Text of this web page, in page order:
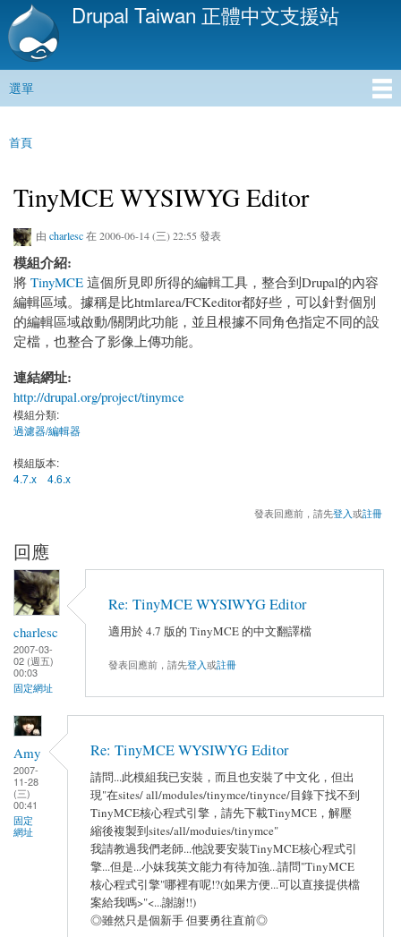
移
內
Drupal Taiwan 正體中文支援站
主選單
選單
您在這裡
首頁
TinyMCE WYSIWYG Editor
由 charlesc在 2006-06-14 (三) 22:55 發表
模組介紹:
將 TinyMCE 這個所見即所得的編輯工具，整合到Drupal的內容
編輯區域。據稱是比htmlarea/FCKeditor都好些，可以針對個別
的編輯區域啟動/關閉此功能，並且根據不同角色指定不同的設
定檔，也整合了影像上傳功能。
連結網址:
http://drupal.org/project/tinymce
模組分類:
過濾器/編輯器
模組版本:
4.7.x
4.6.x
發表回應前，請先登入或註冊
回應
charlesc
2007-03-
02 (週五)
00:03
固定網址
Re: TinyMCE WYSIWYG Editor
適用於 4.7 版的 TinyMCE 的中文翻譯檔
發表回應前，請先登入或註冊
Amy
2007-
11-28
(三)
00:41
固定
網址
Re: TinyMCE WYSIWYG Editor
請問...此模組我已安裝，而且也安裝了中文化，但出
現"在sites/ all/modules/tinymce/tinynce/目錄下找不到
TinyMCE核心程式引擎，請先下載TinyMCE，解壓
縮後複製到sites/all/moduies/tinymce"
我請教過我們老師...他說要安裝TinyMCE核心程式引
擎...但是...小妹我英文能力有待加強...請問"TinyMCE
核心程式引擎"哪裡有呢!?(如果方便...可以直接提供檔
案給我嗎>"<...謝謝!!)
◎雖然只是個新手 但要勇往直前◎